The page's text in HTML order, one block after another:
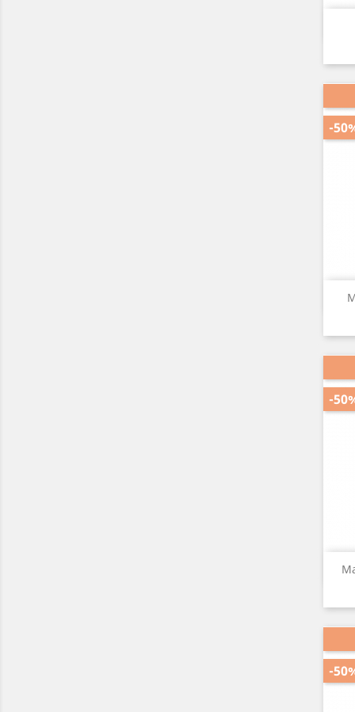
-
-
-